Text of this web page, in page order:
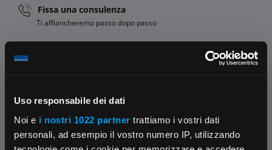
Uso responsabile dei dati
Noi e i nostri 1022 partner trattiamo i vostri dati
personali, ad esempio il vostro numero IP, utilizzando
Fissa una consulenza
Ti affiancheremo passo dopo passo
Condividi: